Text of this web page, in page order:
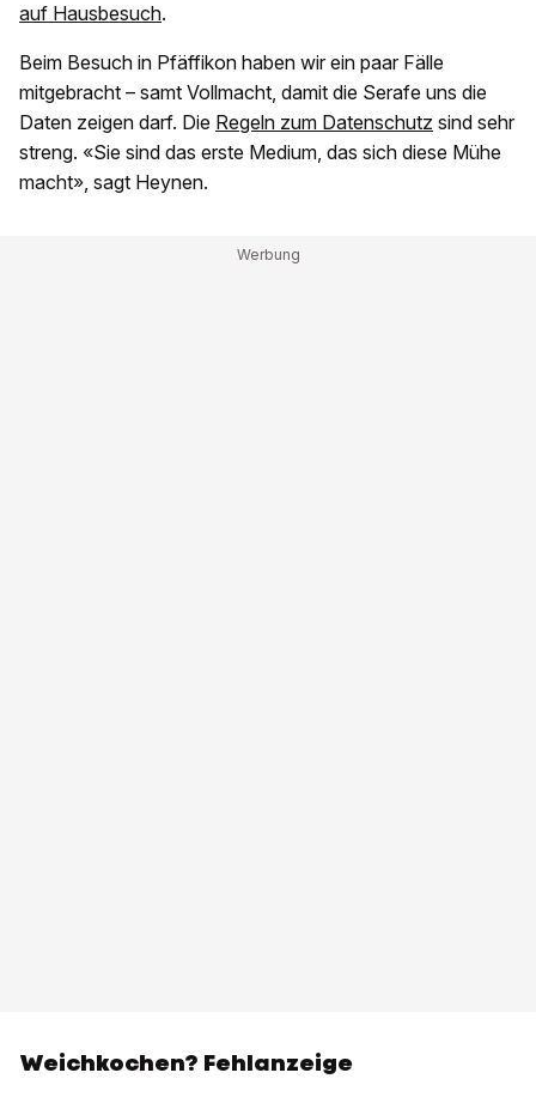
auf Hausbesuch.
Beim Besuch in Pfäffikon haben wir ein paar Fälle
mitgebracht – samt Vollmacht, damit die Serafe uns die
Daten zeigen darf. Die Regeln zum Datenschutz sind sehr
streng. «Sie sind das erste Medium, das sich diese Mühe
macht», sagt Heynen.
Weichkochen? Fehlanzeige